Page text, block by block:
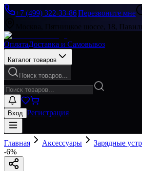
+7 (499) 322-33-86|Перезвоните мне
Москва, Пятницкое шоссе, 18,
ОплатаДоставка и Самовывоз
Каталог товаров
Поиск товаров...
Вход Регистрация
Главная Аксессуары Зарядные
-6%